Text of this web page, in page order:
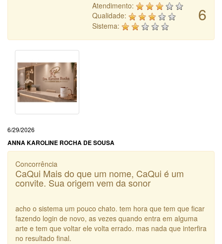
6
Atendimento:
Qualidade:
Sistema:
6/29/2026
ANNA KAROLINE ROCHA DE SOUSA
Concorrência
CaQui Mais do que um nome, CaQui é um
convite. Sua origem vem da sonor
acho o sistema um pouco chato. tem hora que tem que ficar
fazendo login de novo, as vezes quando entra em alguma
arte e tem que voltar ele volta errado. mas nada que interfira
no resultado final.